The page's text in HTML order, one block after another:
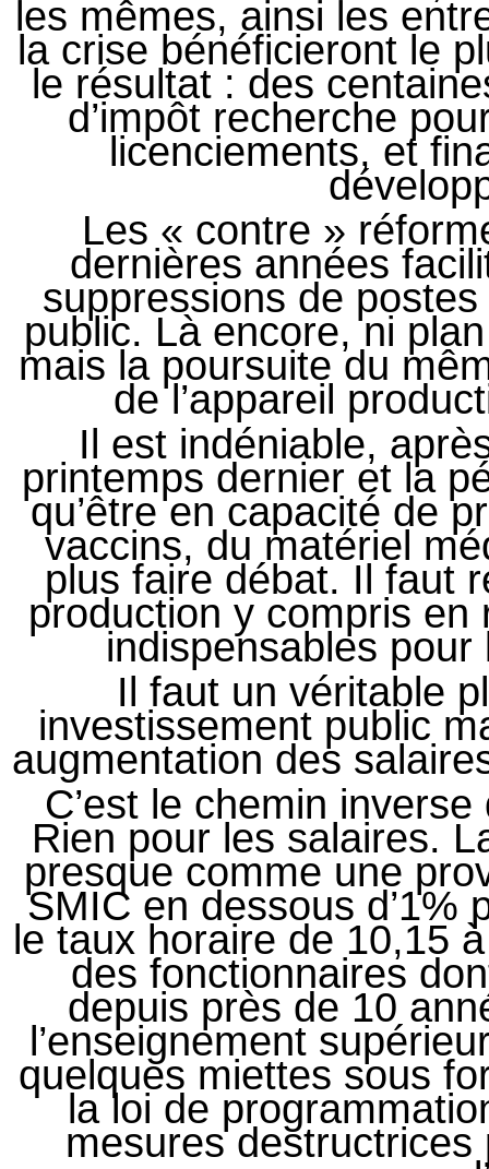
les mêmes, ainsi les
la crise bénéficieront le
le résultat : des
d’impôt recherche
licenciements, et
Les « contre »
dernières années
suppressions de
public. Là encore, ni
mais la poursuite du
de l’appareil
Il est indéniable,
printemps dernier et la
qu’être en capacité de
vaccins, du matériel
plus faire débat. Il faut
production y compris
indispensables
Il faut un véritable
investissement public
augmentation des
C’est le chemin
Rien pour les salaires.
presque comme une
SMIC en dessous d’1%
le taux horaire de 10,15
des fonctionnaires
depuis près de 10
l’enseignement
quelques miettes sous
la loi de
mesures